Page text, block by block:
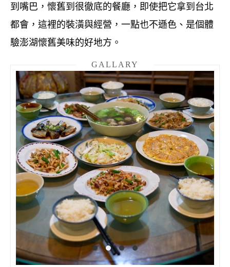
到嘴巴，懷舊到很徹底的餐廳，即使把它拿到台北
都會，這裡的裝潢與經營，一點也不遜色、是個體
驗澎湖懷舊美味的好地方。
GALLARY